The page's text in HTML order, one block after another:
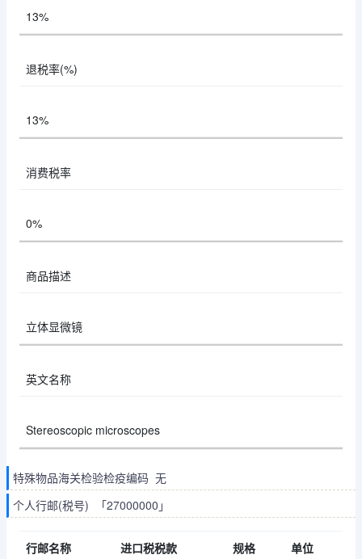
13%
退税率(%)
13%
消费税率
0%
商品描述
立体显微镜
英文名称
Stereoscopic microscopes
特殊物品海关检验检疫编码 无
个人行邮(税号) 「27000000」
行邮名称 进口税税款 规格 单位